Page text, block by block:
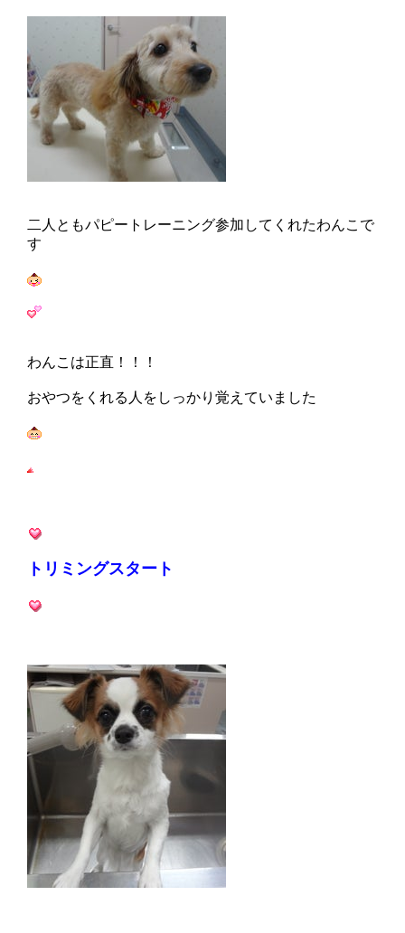
二人ともパピートレーニング参加してくれたわんこで
す
わんこは正直！！！
おやつをくれる人をしっかり覚えていました
トリミングスタート